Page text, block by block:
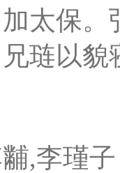
太保。
琏以貌
,李瑾